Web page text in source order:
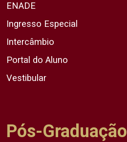
ENADE
Ingresso Especial
Intercâmbio
Portal do Aluno
Vestibular
Pós-Graduação